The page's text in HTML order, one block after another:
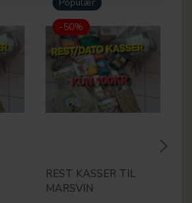
-50%
REST KASSER TIL
MARSVIN